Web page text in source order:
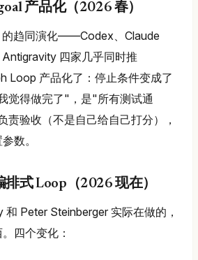
产品化（2026 春）
的趋同演化——Codex、Claude
四家几乎同时推
Loop 产品化了：停止条件变成了
觉得做完了"，是"所有测试通
责验收（不是自己给自己打分），
数。
排式 Loop（2026 现在）
和 Peter Steinberger 实际在做的，
四个变化：